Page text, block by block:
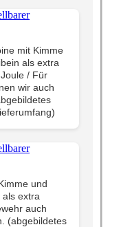
mit Kimme
als extra
/ Für
wir auch
und
extra
auch
(abgebildetes